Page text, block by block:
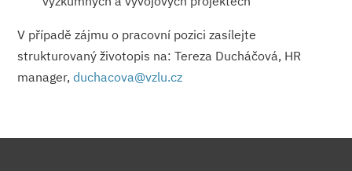
V případě zájmu o pracovní pozici zasílejte
strukturovaný životopis na: Tereza Ducháčová, HR
manager,duchacova@vzlu.cz